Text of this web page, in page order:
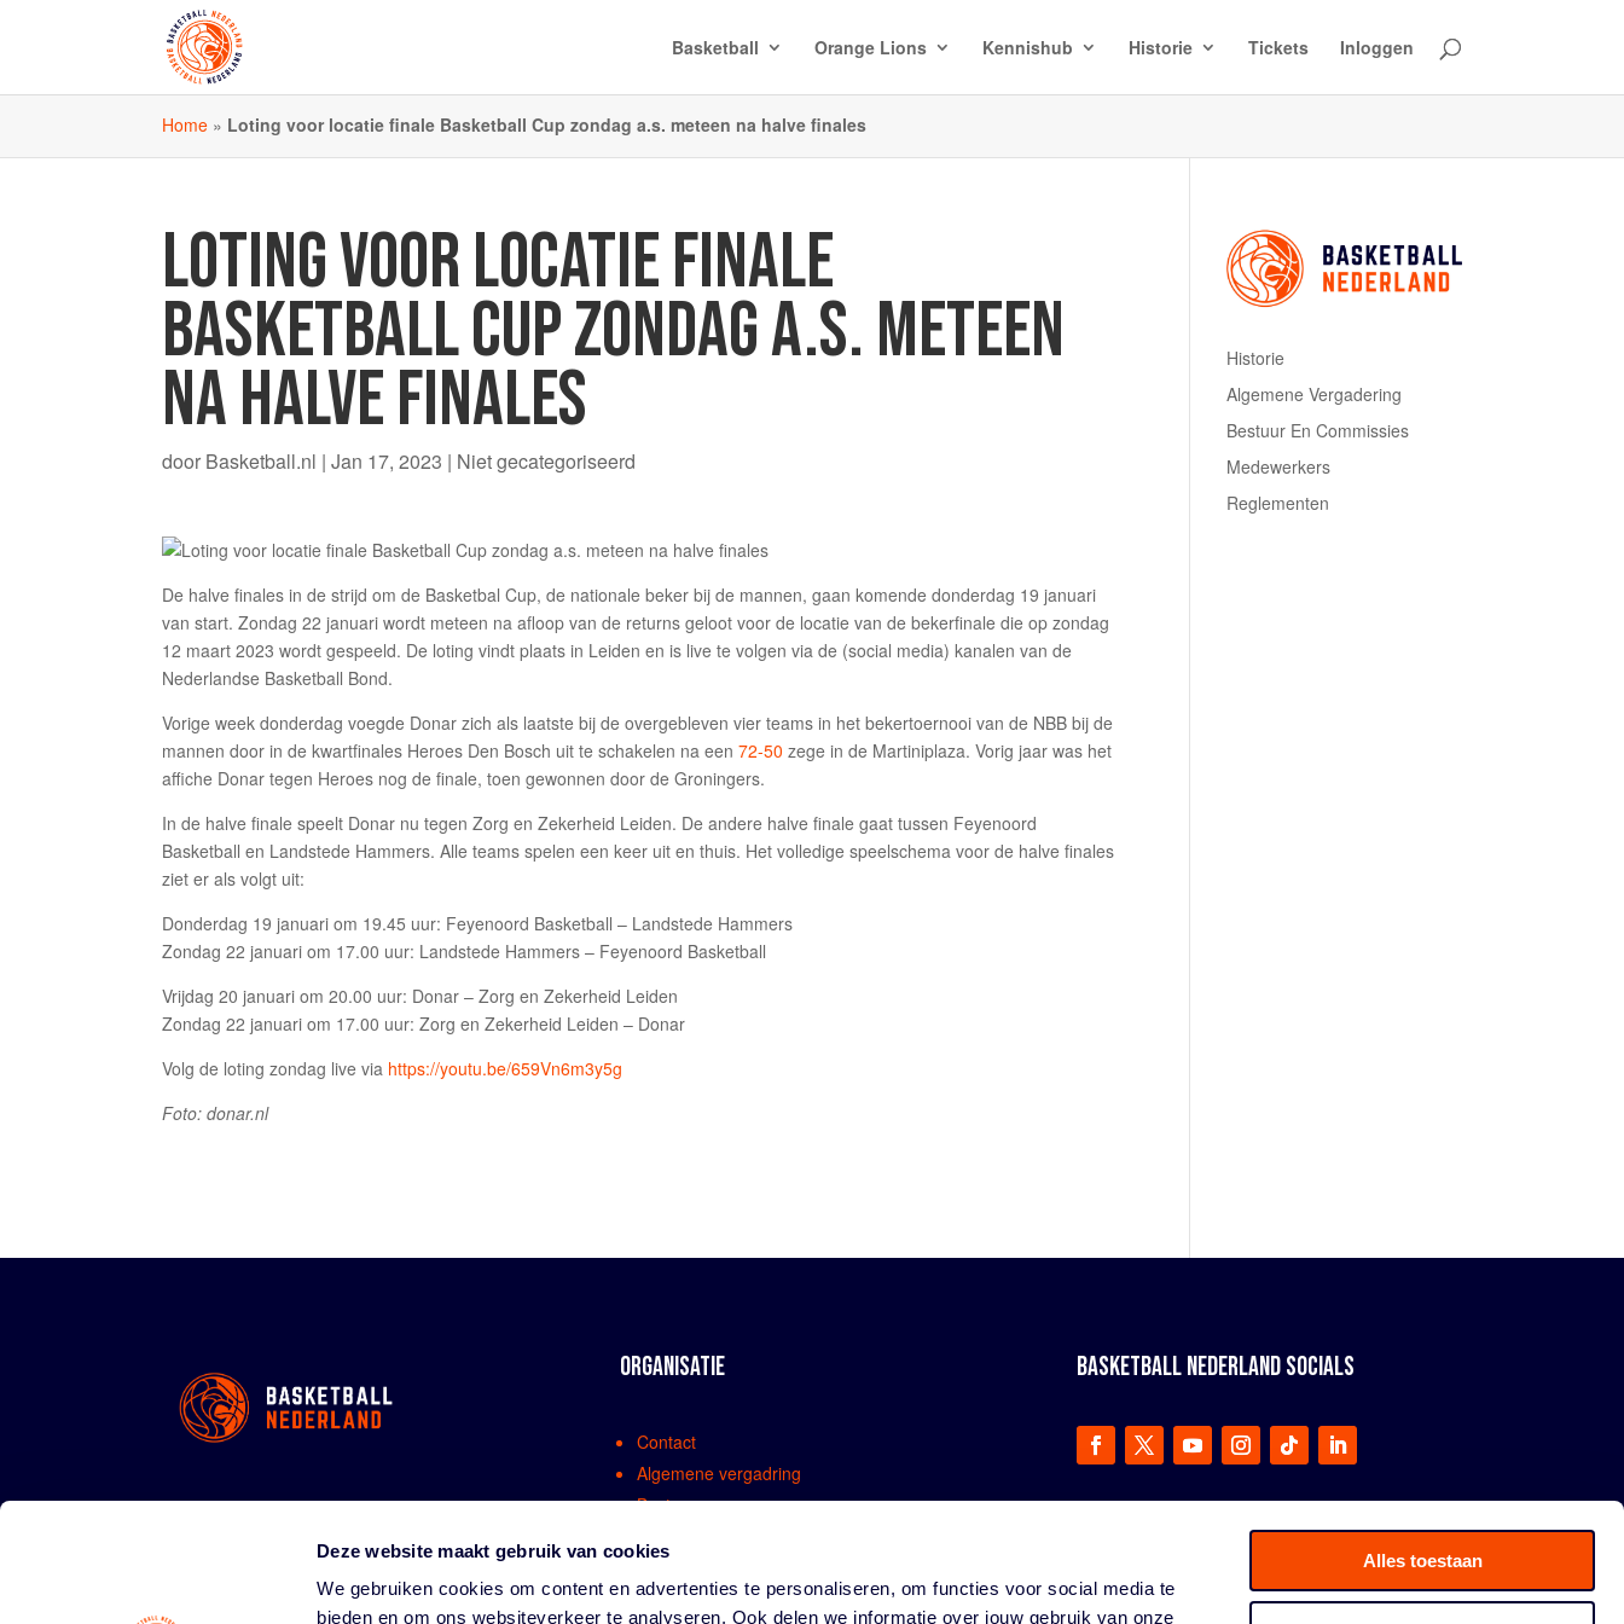
Deze website maakt gebruik van cookies
We gebruiken cookies om content en advertenties te personaliseren, om functies voor social media te
bieden en om ons websiteverkeer te analyseren. Ook delen we informatie over jouw gebruik van onze
Alles toestaan
Basketball Orange Lions Kennishub Historie Tickets Inloggen
Home » Loting voor locatie finale Basketball Cup zondag a.s. meteen na halve finales
LOTING VOOR LOCATIE FINALE
BASKETBALL CUP ZONDAG A.S. METEEN
NA HALVE FINALES
door Basketball.nl |Jan 17, 2023 | Niet gecategoriseerd
De halve finales in de strijd om de Basketbal Cup, de nationale beker bij de mannen, gaan komende donderdag 19 januari
van start. Zondag 22 januari wordt meteen na afloop van de returns geloot voor de locatie van de bekerfinale die op zondag
12 maart 2023 wordt gespeeld. De loting vindt plaats in Leiden en is live te volgen via de (social media) kanalen van de
Nederlandse Basketball Bond.
Vorige week donderdag voegde Donar zich als laatste bij de overgebleven vier teams in het bekertoernooi van de NBB bij de
mannen door in de kwartfinales Heroes Den Bosch uit te schakelen na een72-50 zege in de Martiniplaza. Vorig jaar was het
affiche Donar tegen Heroes nog de finale, toen gewonnen door de Groningers.
In de halve finale speelt Donar nu tegen Zorg en Zekerheid Leiden. De andere halve finale gaat tussen Feyenoord
Basketball en Landstede Hammers. Alle teams spelen een keer uit en thuis. Het volledige speelschema voor de halve finales
ziet er als volgt uit:
Donderdag 19 januari om 19.45 uur: Feyenoord Basketball – Landstede Hammers
Zondag 22 januari om 17.00 uur: Landstede Hammers – Feyenoord Basketball
Vrijdag 20 januari om 20.00 uur: Donar – Zorg en Zekerheid Leiden
Zondag 22 januari om 17.00 uur: Zorg en Zekerheid Leiden – Donar
Volg de loting zondag live via https://youtu.be/659Vn6m3y5g
Foto: donar.nl
Historie
Algemene Vergadering
Bestuur En Commissies
Medewerkers
Reglementen
ORGANISATIE
Contact
Algemene vergadring
Bestuur
Bondsreglementen
BASKETBALL NEDERLAND SOCIALS